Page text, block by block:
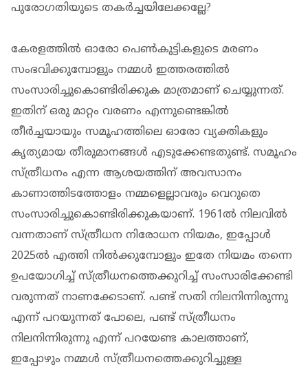
പുരോഗതിയുടെ തകർച്ചയിലേക്കല്ലേ?
കേരളത്തിൽ ഓരോ പെൺകുട്ടികളുടെ മരണം
സംഭവിക്കുമ്പോളും നമ്മൾ ഇത്തരത്തിൽ
സംസാരിച്ചുകൊണ്ടിരിക്കുക മാത്രമാണ് ചെയ്യുന്നത്.
ഇതിന് ഒരു മാറ്റം വരണം എന്നുണ്ടെങ്കിൽ
തീർച്ചയായും സമൂഹത്തിലെ ഓരോ വ്യക്തികളും
കൃത്യമായ തീരുമാനങ്ങൾ എടുക്കേണ്ടതുണ്ട്. സമൂഹം
സ്ത്രീധനം എന്ന ആശയത്തിന് അവസാനം
കാണാത്തിടത്തോളം നമ്മളെല്ലാവരും വെറുതെ
സംസാരിച്ചുകൊണ്ടിരിക്കുകയാണ്. 1961ൽ നിലവിൽ
വന്നതാണ് സ്ത്രീധന നിരോധന നിയമം, ഇപ്പോൾ
2025ൽ എത്തി നിൽക്കുമ്പോളും ഇതേ നിയമം തന്നെ
ഉപയോഗിച്ച് സ്ത്രീധനത്തെക്കുറിച്ച് സംസാരിക്കേണ്ടി
വരുന്നത് നാണക്കേടാണ്. പണ്ട് സതി നിലനിന്നിരുന്നു
എന്ന് പറയുന്നത് പോലെ, പണ്ട് സ്ത്രീധനം
നിലനിന്നിരുന്നു എന്ന് പറയേണ്ട കാലത്താണ്,
ഇപ്പോഴും നമ്മൾ സ്ത്രീധനത്തെക്കുറിച്ചുള്ള